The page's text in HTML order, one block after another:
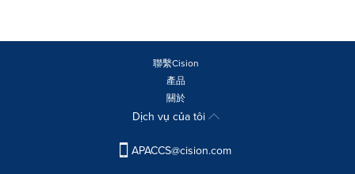
聯繫Cision
產品
關於
Dịch vụ của tôi
APACCS@cision.com